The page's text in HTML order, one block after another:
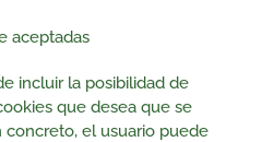
aceptadas
incluir la posibilidad de
que desea que se
concreto, el usuario puede